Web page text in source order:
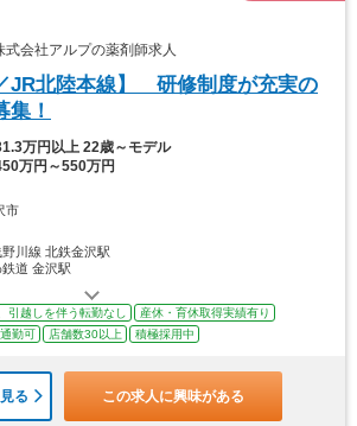
会社アルプの薬剤師求人
JR北陸本線】 研修制度が充実の
！
万円以上 22歳～モデル
万円～550万円
市
川線 北鉄金沢駅
道 金沢駅
引越しを伴う転勤なし
産休・育休取得実績有り
勤可 店舗数30以上 積極採用中
る この求人に興味がある